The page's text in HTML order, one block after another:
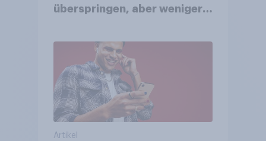
überspringen, aber weniger
Artikel